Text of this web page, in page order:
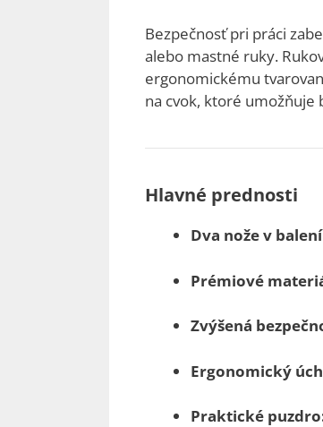
Bezpečnosť pri práci
alebo mastné ruky.
ergonomickému
na cvok, ktoré umožňuje
Hlavné prednosti
Dva nože v
Prémiové
Zvýšená
Ergonomický
Praktické